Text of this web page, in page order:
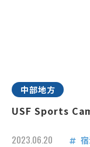
中部地方
USF Sports
2023.06.20